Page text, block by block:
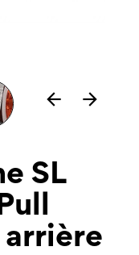
arrow_back arrow_forward
SL